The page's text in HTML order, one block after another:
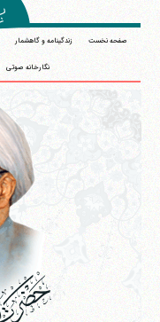
صفحه نخست زندگینامه و گاهشمار
نگارخانه صوتی